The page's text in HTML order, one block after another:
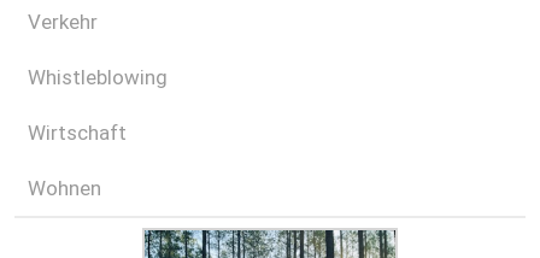
Verkehr
Whistleblowing
Wirtschaft
Wohnen